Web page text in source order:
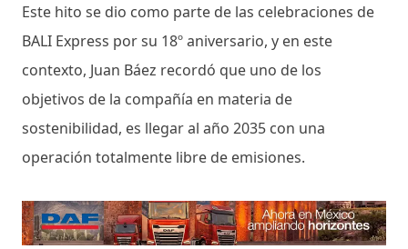
Este hito se dio como parte de las celebraciones de
BALI Express por su 18º aniversario, y en este
contexto, Juan Báez recordó que uno de los
objetivos de la compañía en materia de
sostenibilidad, es llegar al año 2035 con una
operación totalmente libre de emisiones.